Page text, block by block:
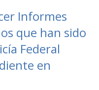
Informes
que han sido
Federal
en